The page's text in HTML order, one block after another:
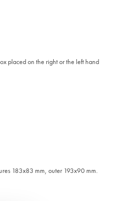
placed on the right or the left hand
183x83 mm, outer 193x90 mm.